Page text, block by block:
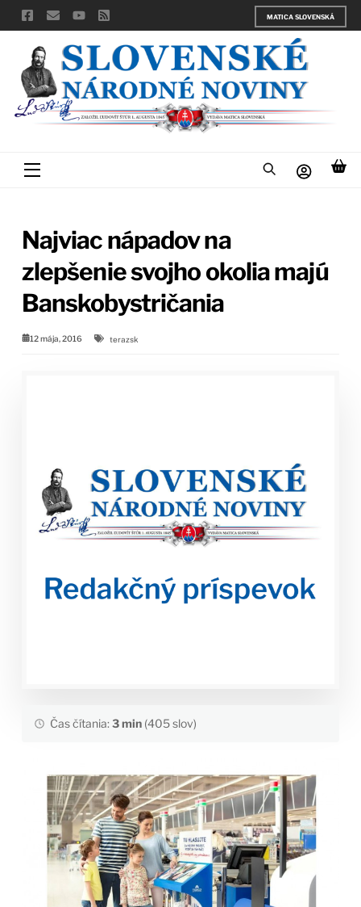
Skip
to
content
MATICA SLOVENSKÁ
Menu
Najviac nápadov na
zlepšenie svojho okolia majú
Banskobystričania
12 mája, 2016 terazsk
Čas čítania:3 min(405 slov)